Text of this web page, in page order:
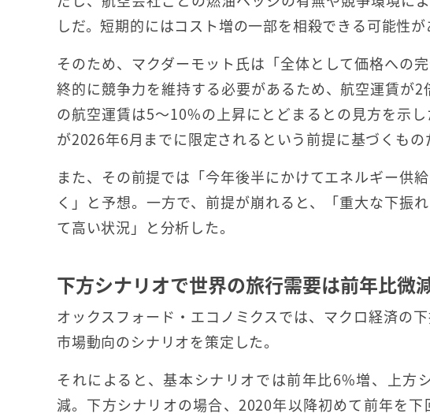
しだ。短期的にはコスト増の一部を相殺できる可能性が
そのため、マクダーモット氏は「全体として価格への
終的に競争力を維持する必要があるため、航空運賃が
の航空運賃は5～10%の上昇にとどまるとの見方を示
が2026年6月までに限定されるという前提に基づくもの
また、その前提では「今年後半にかけてエネルギー供
く」と予想。一方で、前提が崩れると、「重大な下振
て高い状況」と分析した。
下方シナリオで世界の旅行需要は前年比微
オックスフォード・エコノミクスでは、マクロ経済の
市場動向のシナリオを策定した。
それによると、基本シナリオでは前年比6%増、上
減。下方シナリオの場合、2020年以降初めて前年を